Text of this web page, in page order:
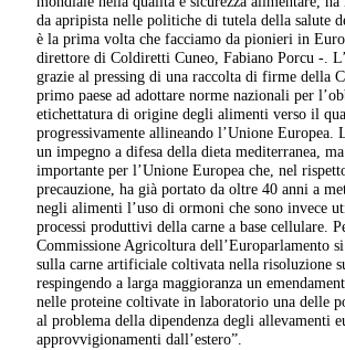
da apripista nelle politiche di tutela della salute
è la prima volta che facciamo da pionieri in
direttore di Coldiretti Cuneo, Fabiano Porcu -.
grazie al pressing di una raccolta di firme della
primo paese ad adottare norme nazionali per
etichettatura di origine degli alimenti verso il
progressivamente allineando l’Unione Europea.
un impegno a difesa della dieta mediterranea,
importante per l’Unione Europea che, nel
precauzione, ha già portato da oltre 40 anni a
negli alimenti l’uso di ormoni che sono invece
processi produttivi della carne a base cellulare.
Commissione Agricoltura dell’Europarlamento si
sulla carne artificiale coltivata nella risoluzione
respingendo a larga maggioranza un
nelle proteine coltivate in laboratorio una delle
al problema della dipendenza degli allevamenti
approvvigionamenti dall’estero”.